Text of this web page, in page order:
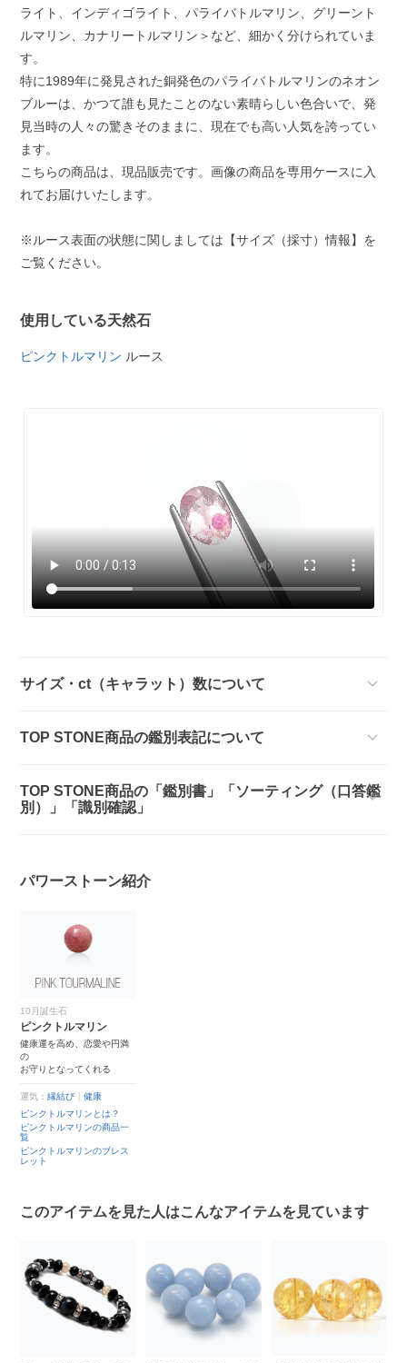
ライト、インディゴライト、パライバトルマリン、グリーント
ルマリン、カナリートルマリン＞など、細かく分けられていま
す。
特に1989年に発見された銅発色のパライバトルマリンのネオン
ブルーは、かつて誰も見たことのない素晴らしい色合いで、発
見当時の人々の驚きそのままに、現在でも高い人気を誇ってい
ます。
こちらの商品は、現品販売です。画像の商品を専用ケースに入
れてお届けいたします。
※ルース表面の状態に関しましては【サイズ（採寸）情報】を
ご覧ください。
使用している天然石
ピンクトルマリン ルース
サイズ・ct（キャラット）数について
TOP STONE商品の鑑別表記について
TOP STONE商品の「鑑別書」「ソーティング（口答鑑
別）」「識別確認」
パワーストーン紹介
10月誕生石
ピンクトルマリン
健康運を高め、恋愛や円満
の
お守りとなってくれる
運気：縁結び ｜健康
ピンクトルマリンとは？
ピンクトルマリンの商品一
覧
ピンクトルマリンのブレス
レット
このアイテムを見た人はこんなアイテムを見ています